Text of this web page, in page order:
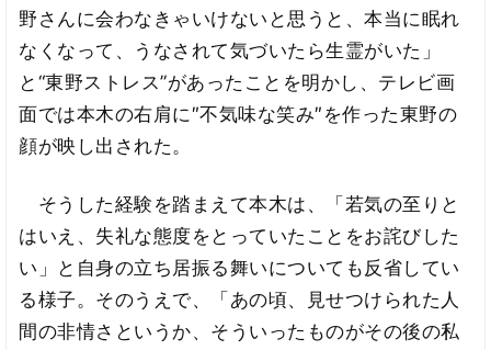
野さんに会わなきゃいけないと思うと、本当に眠れ
なくなって、うなされて気づいたら生霊がいた」
と“東野ストレス”があったことを明かし、テレビ画
面では本木の右肩に″不気味な笑み″を作った東野の
顔が映し出された。
そうした経験を踏まえて本木は、「若気の至りと
はいえ、失礼な態度をとっていたことをお詫びした
い」と自身の立ち居振る舞いについても反省してい
る様子。そのうえで、「あの頃、見せつけられた人
間の非情さというか、そういったものがその後の私